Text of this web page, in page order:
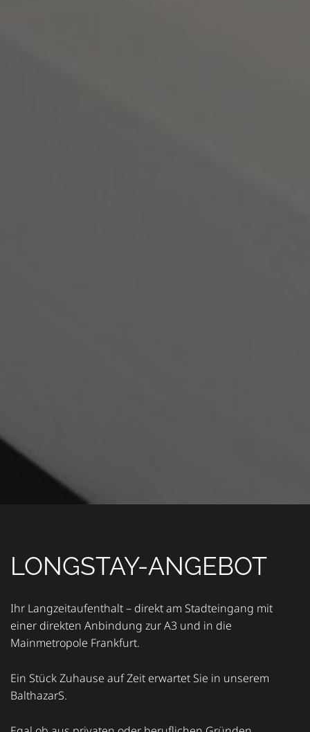
LONGSTAY-ANGEBOT
Ihr Langzeitaufenthalt – direkt am Stadteingang mit
einer direkten Anbindung zur A3 und in die
Mainmetropole Frankfurt.
Ein Stück Zuhause auf Zeit erwartet Sie in unserem
BalthazarS.